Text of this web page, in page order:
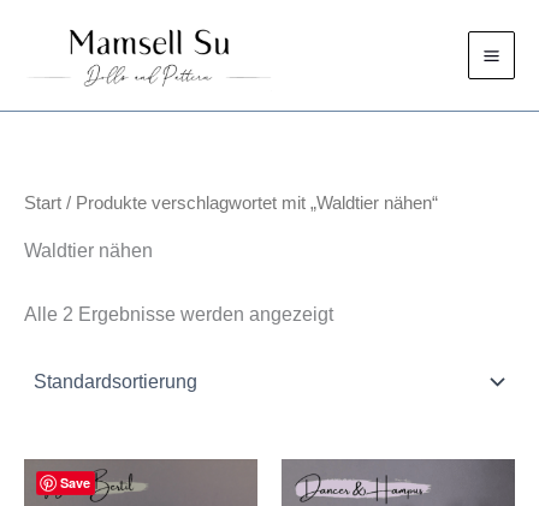
springen
Start / Produkte verschlagwortet mit „Waldtier nähen“
Waldtier nähen
Alle 2 Ergebnisse werden angezeigt
Save